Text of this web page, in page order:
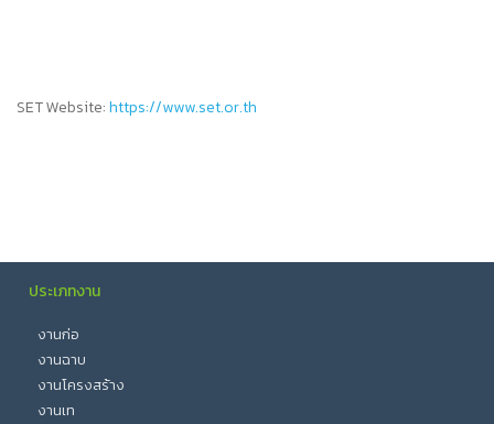
SET Website:https://www.set.or.th
ประเภทงาน
งานก่อ
งานฉาบ
งานโครงสร้าง
งานเท